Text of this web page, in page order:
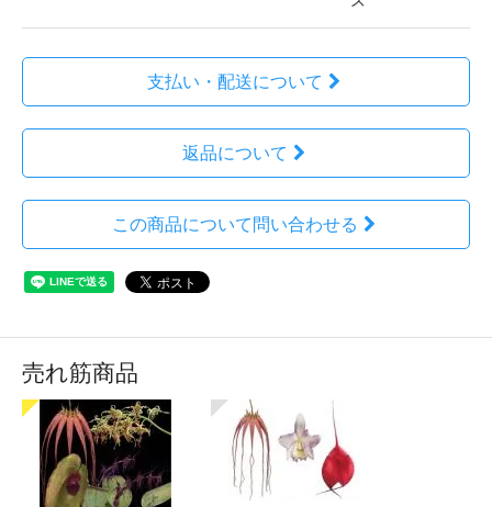
支払い・配送について
返品について
この商品について問い合わせる
売れ筋商品